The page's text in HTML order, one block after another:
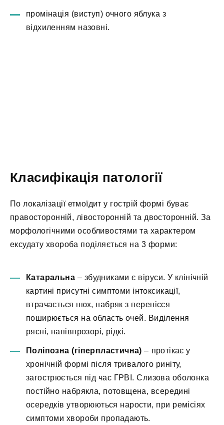
промінація (виступ) очного яблука з
відхиленням назовні.
Класифікація патології
По локалізації етмоїдит у гострій формі буває
правосторонній, лівосторонній та двосторонній. За
морфологічними особливостями та характером
ексудату хвороба поділяється на 3 форми:
Катаральна – збудниками є віруси. У клінічній
картині присутні симптоми інтоксикації,
втрачається нюх, набряк з перенісся
поширюється на область очей. Виділення
рясні, напівпрозорі, рідкі.
Поліпозна (гіперпластична) – протікає у
хронічній формі після тривалого риніту,
загострюється під час ГРВІ. Слизова оболонка
постійно набрякла, потовщена, всередині
осередків утворюються нарости, при ремісіях
симптоми хвороби пропадають.